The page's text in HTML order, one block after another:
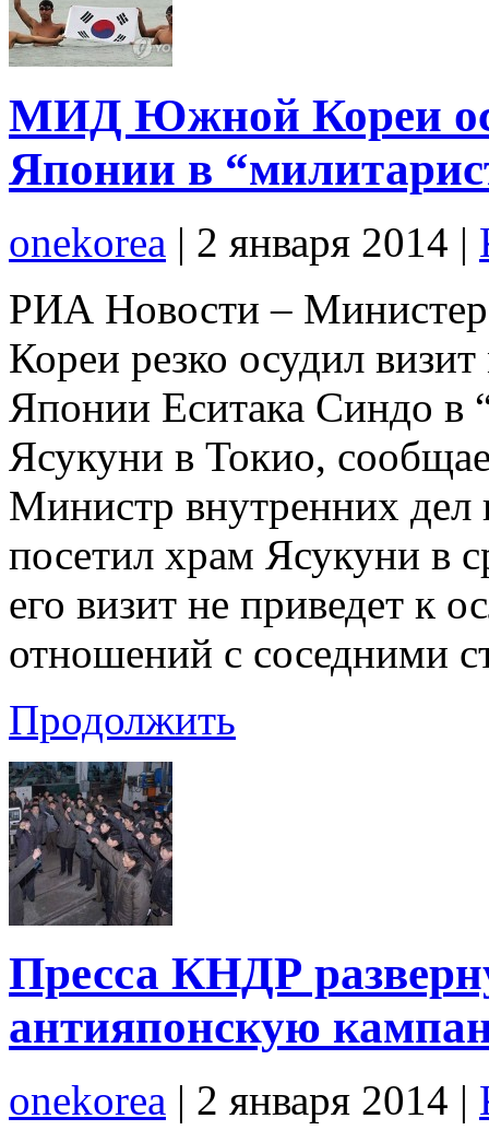
МИД Южной Кореи
Японии в
onekorea | 2 января 2014 |
РИА Новости –
Кореи резко осудил
Японии Еситака Синдо в
Ясукуни в Токио,
Министр внутренних
посетил храм Ясукуни в
его визит не приведет к
отношений с соседними
Продолжить
Пресса КНДР
антияпонскую
onekorea | 2 января 2014 |